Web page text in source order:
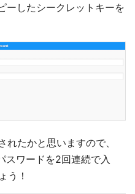
ーしたシークレットキーを
れたかと思いますので、
スワードを2回連続で入
う！